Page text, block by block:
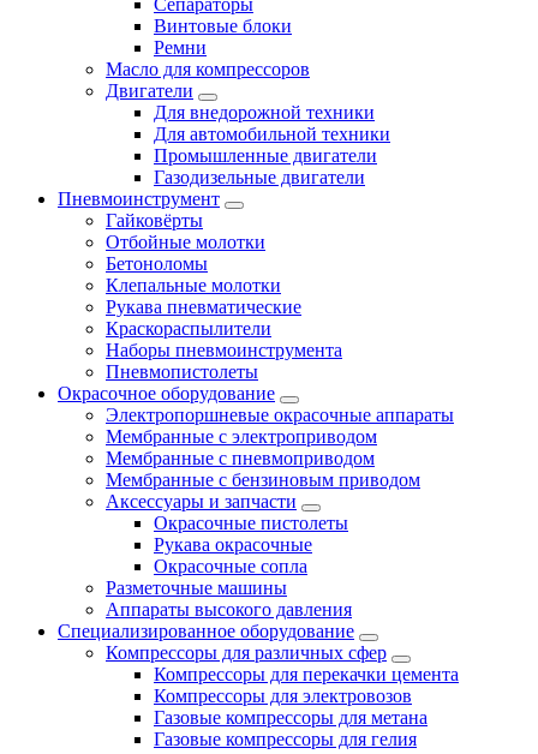
Винтовые блоки
Ремни
Масло для компрессоров
Двигатели
Для внедорожной техники
Для автомобильной техники
Промышленные двигатели
Газодизельные двигатели
Пневмоинструмент
Гайковёрты
Отбойные молотки
Бетоноломы
Клепальные молотки
Рукава пневматические
Краскораспылители
Наборы пневмоинструмента
Пневмопистолеты
Окрасочное оборудование
Электропоршневые окрасочные аппараты
Мембранные с электроприводом
Мембранные с пневмоприводом
Мембранные с бензиновым приводом
Аксессуары и запчасти
Окрасочные пистолеты
Рукава окрасочные
Окрасочные сопла
Разметочные машины
Аппараты высокого давления
Специализированное оборудование
Компрессоры для различных сфер
Компрессоры для перекачки цемента
Компрессоры для электровозов
Газовые компрессоры для метана
Газовые компрессоры для гелия